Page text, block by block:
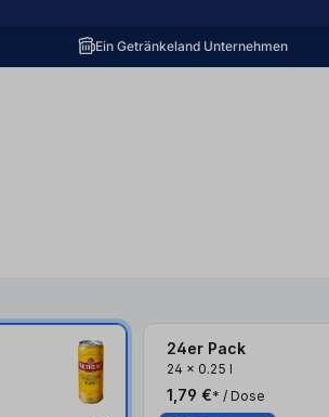
Ein Getränkeland Unternehmen
24er Pack
24 x 0.25 l
1,79 €* / Dose